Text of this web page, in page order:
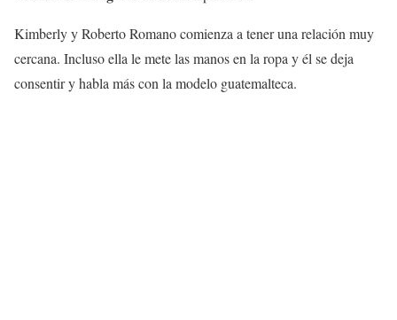
Kimberly y Roberto Romano comienza a tener una relación muy
cercana. Incluso ella le mete las manos en la ropa y él se deja
consentir y habla más con la modelo guatemalteca.